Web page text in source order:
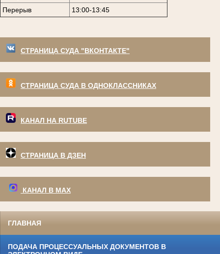
Перерыв
13:00-13:45
СТРАНИЦА СУДА "ВКОНТАКТЕ"
СТРАНИЦА СУДА В ОДНОКЛАССНИКАХ
КАНАЛ НА RUTUBE
СТРАНИЦА В ДЗЕН
КАНАЛ В МАХ
ГЛАВНАЯ
ПОДАЧА ПРОЦЕССУАЛЬНЫХ ДОКУМЕНТОВ В